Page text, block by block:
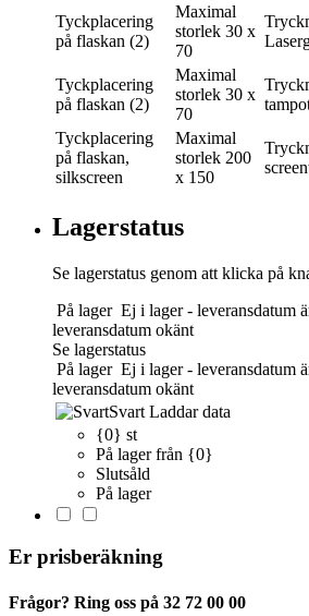
Tyckplacering
på flaskan (2)
Maximal
storlek 30 x
70
Tyckplacering
på flaskan (2)
Maximal
storlek 30 x
70
Tyckplacering
på flaskan,
silkscreen
Maximal
storlek 200
x 150
Lagerstatus
Se lagerstatus genom att klicka på
På lager Ej i lager - leveransdatum
leveransdatum okänt
Se lagerstatus
På lager Ej i lager - leveransdatum
leveransdatum okänt
Svart Laddar data
{0} st
På lager från {0}
Slutsåld
På lager
Er prisberäkning
Frågor? Ring oss på 32 72 00 00